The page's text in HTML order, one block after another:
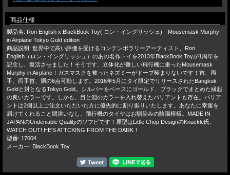
商品仕様
製品名: Ron English x BlackBook Toy( ロン・イングリッシュ) Mousemask Murphy
in Airplane Tokyo Gold edition
商品説明: 世界中で高い評価を受けるコンテンポラリーアーティスト、Ron
English（ロン・イングリッシュ）のあの名作トイを2013年BlackBook Toyが1周年を
記念し、復活させました！そうです、立体化が難しい飛行機に乗ったMousemask
Murphy in Airplane！ガスマスクを被ったネズミーがドープ極まりないです！首、両
手、両手首、胴の6点可動します。2016年5月にタイ限定でリリースされたBangkok
Goldと対となるTokyo Gold。シルバーをベースにゴールド、ブラックでまとめた縁起
の良いカラーです。しかも、目と淵のカラーを入れ替えたバリアントも存在。バリア
ントは2個以上ご注文いただいた方に優先的に割り振りいたします。あなたに幸運を
届けてくれること間違いなし。飛行機のタイヤはお馴染みの陰陽模様。MADE IN
JAPANのUndeniable Qualityのソフビです！原型はLittle Chop DesignのKnuckle氏。
WATCH OUT! HE'S ATTCKING FROM THE DARK！
型番: 17004
メーカー: BlackBook Toy